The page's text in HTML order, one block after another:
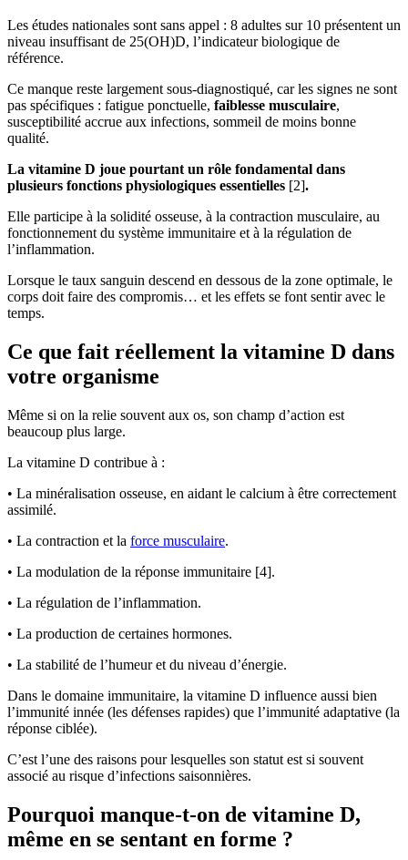
Les études nationales sont sans appel : 8 adultes sur 10 présentent un
niveau insuffisant de 25(OH)D, l’indicateur biologique de
référence.
Ce manque reste largement sous-diagnostiqué, car les signes ne sont
pas spécifiques : fatigue ponctuelle, faiblesse musculaire,
susceptibilité accrue aux infections, sommeil de moins bonne
qualité.
La vitamine D joue pourtant un rôle fondamental dans
plusieurs fonctions physiologiques essentielles [2].
Elle participe à la solidité osseuse, à la contraction musculaire, au
fonctionnement du système immunitaire et à la régulation de
l’inflammation.
Lorsque le taux sanguin descend en dessous de la zone optimale, le
corps doit faire des compromis… et les effets se font sentir avec le
temps.
Ce que fait réellement la vitamine D dans
votre organisme
Même si on la relie souvent aux os, son champ d’action est
beaucoup plus large.
La vitamine D contribue à :
• La minéralisation osseuse, en aidant le calcium à être correctement
assimilé.
• La contraction et la force musculaire.
• La modulation de la réponse immunitaire [4].
• La régulation de l’inflammation.
• La production de certaines hormones.
• La stabilité de l’humeur et du niveau d’énergie.
Dans le domaine immunitaire, la vitamine D influence aussi bien
l’immunité innée (les défenses rapides) que l’immunité adaptative (la
réponse ciblée).
C’est l’une des raisons pour lesquelles son statut est si souvent
associé au risque d’infections saisonnières.
Pourquoi manque-t-on de vitamine D,
même en se sentant en forme ?